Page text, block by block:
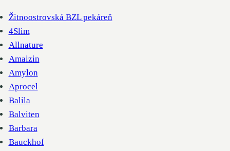
Žitnoostrovská BZL pekáreň
4Slim
Allnature
Amaizin
Amylon
Aprocel
Balila
Balviten
Barbara
Bauckhof